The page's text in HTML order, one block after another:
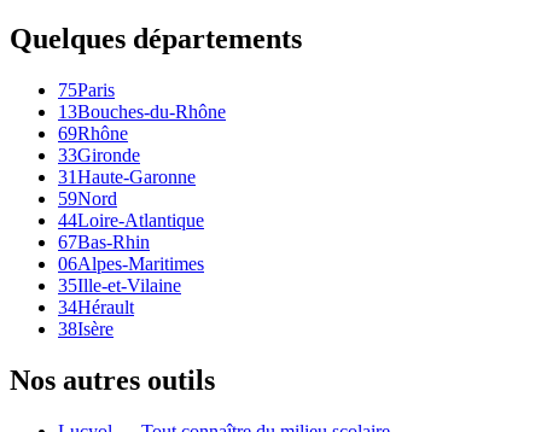
Quelques départements
75Paris
13Bouches-du-Rhône
69Rhône
33Gironde
31Haute-Garonne
59Nord
44Loire-Atlantique
67Bas-Rhin
06Alpes-Maritimes
35Ille-et-Vilaine
34Hérault
38Isère
Nos autres outils